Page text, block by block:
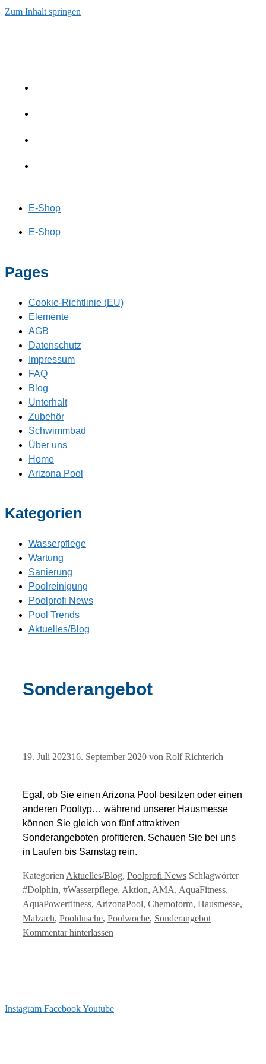
Zum Inhalt springen
E-Shop
E-Shop
Pages
Cookie-Richtlinie (EU)
Elemente
AGB
Datenschutz
Impressum
FAQ
Blog
Unterhalt
Zubehör
Schwimmbad
Über uns
Home
Arizona Pool
Kategorien
Wasserpflege
Wartung
Sanierung
Poolreinigung
Poolprofi News
Pool Trends
Aktuelles/Blog
Sonderangebot
19. Juli 202316. September 2020 von Rolf Richterich
Egal, ob Sie einen Arizona Pool besitzen oder einen
anderen Pooltyp… während unserer Hausmesse
können Sie gleich von fünf attraktiven
Sonderangeboten profitieren. Schauen Sie bei uns
in Laufen bis Samstag rein.
Kategorien Aktuelles/Blog, Poolprofi News Schlagwörter
#Dolphin, #Wasserpflege, Aktion, AMA, AquaFitness,
AquaPowerfitness, ArizonaPool, Chemoform, Hausmesse,
Malzach, Pooldusche, Poolwoche, Sonderangebot
Kommentar hinterlassen
Instagram FacebookYoutube